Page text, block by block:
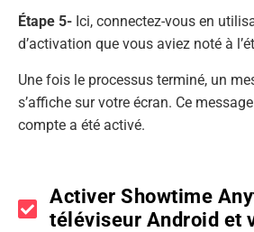
Étape 5- Ici, connectez-vous en
d’activation que vous aviez noté à
Une fois le processus terminé, un
s’affiche sur votre écran. Ce
compte a été activé.
Activer Showtime
téléviseur Android et